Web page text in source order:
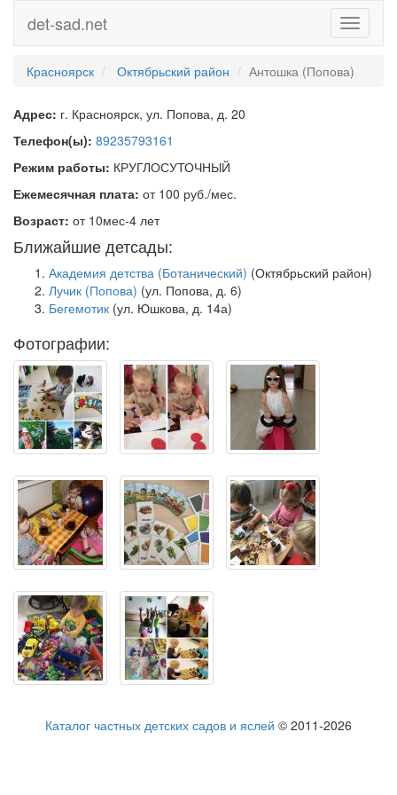
Toggle
det-sad.net
Красноярск Октябрьский район Антошка (Попова)
Адрес: г. Красноярск, ул. Попова, д. 20
Телефон(ы): 89235793161
Режим работы: КРУГЛОСУТОЧНЫЙ
Ежемесячная плата: от 100 руб./мес.
Возраст: от 10мес-4 лет
Ближайшие детсады:
Академия детства (Ботанический) (Октябрьский район)
Лучик (Попова) (ул. Попова, д. 6)
Бегемотик (ул. Юшкова, д. 14а)
Фотографии:
Каталог частных детских садов и яслей © 2011-2026